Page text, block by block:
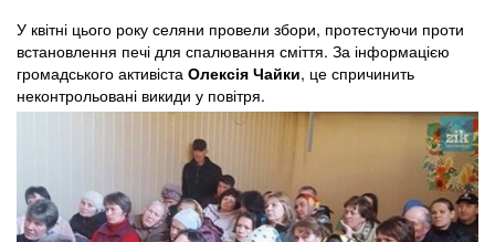
У квітні цього року селяни провели збори, протестуючи проти
встановлення печі для спалювання сміття. За інформацією
громадського активіста Олексія Чайки, це спричинить
неконтрольовані викиди у повітря.